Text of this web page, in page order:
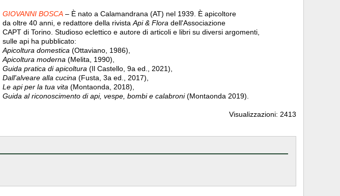
GIOVANNI BOSCA– È nato a Calamandrana (AT) nel 1939. È apicoltore
da oltre 40 anni, e redattore della rivista Api & Flora dell'Associazione
CAPT di Torino. Studioso eclettico e autore di articoli e libri su diversi argomenti,
sulle api ha pubblicato:
Apicoltura domestica (Ottaviano, 1986),
Apicoltura moderna (Melita, 1990),
Guida pratica di apicoltura (Il Castello, 9a ed., 2021),
Dall'alveare alla cucina (Fusta, 3a ed., 2017),
Le api per la tua vita (Montaonda, 2018),
Guida al riconoscimento di api, vespe, bombi e calabroni(Montaonda 2019).
Visualizzazioni: 2413